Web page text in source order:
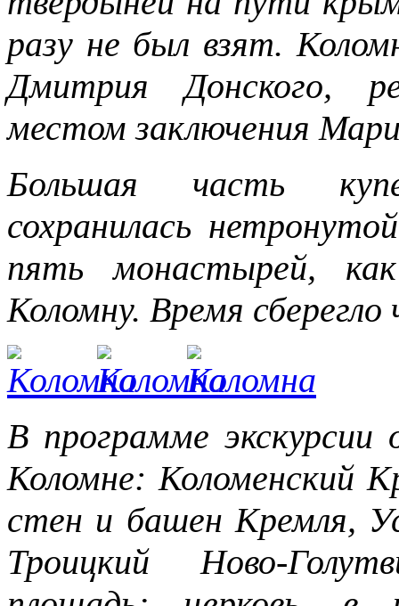
разу не был взят.
Дмитрия Донского,
местом заключения
Большая часть
сохранилась
пять монастырей,
Коломну. Время
В программе экскурсии
Коломне: Коломенский
стен и башен Кремля,
Троицкий Ново-